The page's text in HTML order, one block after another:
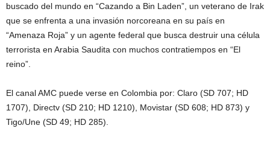
buscado del mundo en “Cazando a Bin Laden”, un veterano de Irak
que se enfrenta a una invasión norcoreana en su país en
“Amenaza Roja” y un agente federal que busca destruir una célula
terrorista en Arabia Saudita con muchos contratiempos en “El
reino”.
El canal AMC puede verse en Colombia por: Claro (SD 707; HD
1707), Directv (SD 210; HD 1210), Movistar (SD 608; HD 873) y
Tigo/Une (SD 49; HD 285).